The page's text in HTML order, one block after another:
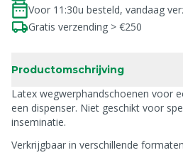
Voor 11:30u besteld, vandaag
Gratis verzending > €250
Productomschrijving
Latex wegwerphandschoenen voor
een dispenser. Niet geschikt voor
inseminatie.
Verkrijgbaar in verschillende